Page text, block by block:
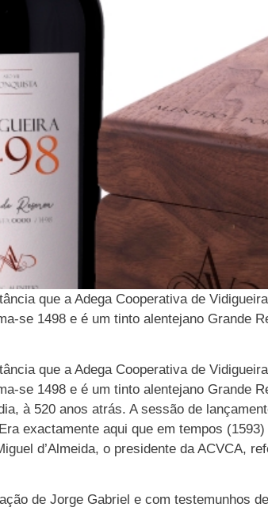
que a Adega Cooperativa de
se 1498 e é um tinto alentejano Grande
que a Adega Cooperativa de
se 1498 e é um tinto alentejano Grande
à 520 anos atrás. A sessão de
exactamente aqui que em tempos
d’Almeida, o presidente da ACVCA,
de Jorge Gabriel e com testemunhos